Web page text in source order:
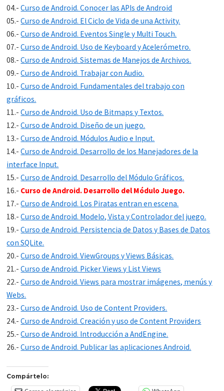
04.-Curso de Android. Conocer las APIs de Android
05.-Curso de Android. El Ciclo de Vida de una Activity.
06.-Curso de Android. Eventos Single y Multi Touch.
07.-Curso de Android. Uso de Keyboard y Acelerómetro.
08.-Curso de Android. Sistemas de Manejos de Archivos.
09.-Curso de Android. Trabajar con Audio.
10.-Curso de Android. Fundamentales del trabajo con
gráficos.
11.-Curso de Android. Uso de Bitmaps y Textos.
12.-Curso de Android. Diseño de un juego.
13.-Curso de Android. Módulos Audio e Input.
14.-Curso de Android. Desarrollo de los Manejadores de la
interface Input.
15.-Curso de Android. Desarrollo del Módulo Gráficos.
16.- Curso de Android. Desarrollo del Módulo Juego.
17.-Curso de Android. Los Piratas entran en escena.
18.-Curso de Android. Modelo, Vista y Controlador del juego.
19.-Curso de Android. Persistencia de Datos y Bases de Datos
con SQLite.
20.-Curso de Android. ViewGroups y Views Básicas.
21.-Curso de Android. Picker Views y List Views
22.-Curso de Android. Views para mostrar imágenes, menús y
Webs.
23.-Curso de Android. Uso de Content Providers.
24.-Curso de Android. Creación y uso de Content Providers
25.-Curso de Android. Introducción a AndEngine.
26.-Curso de Android. Publicar las aplicaciones Android.
Compártelo: